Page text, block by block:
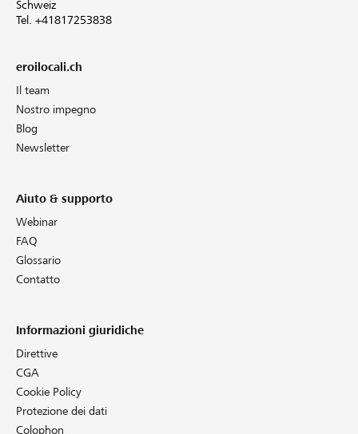
Schweiz
Tel. +41817253838
eroilocali.ch
Il team
Nostro impegno
Blog
Newsletter
Aiuto & supporto
Webinar
FAQ
Glossario
Contatto
Informazioni giuridiche
Direttive
CGA
Cookie Policy
Protezione dei dati
Colophon